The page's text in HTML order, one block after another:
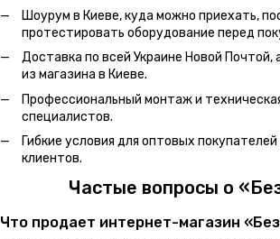
Шоурум в Киеве, куда можно приехать,
протестировать оборудование перед
Доставка по всей Украине Новой Почтой,
из магазина в Киеве.
Профессиональный монтаж и
специалистов.
Гибкие условия для оптовых
клиентов.
Частые вопросы о
Что продает интернет-магазин